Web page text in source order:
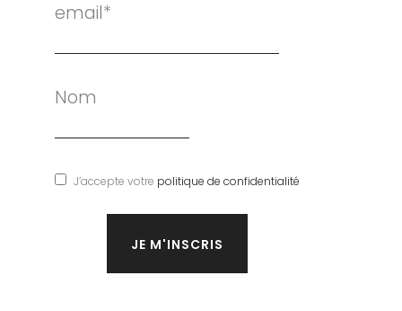
email*
Nom
J’accepte votre politique de confidentialité